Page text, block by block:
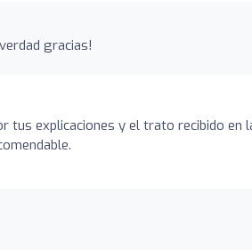
gracias!
tus explicaciones y el trato recibido en